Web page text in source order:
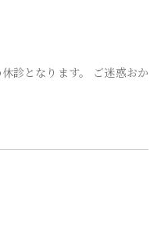
診となります。 ご迷惑おか